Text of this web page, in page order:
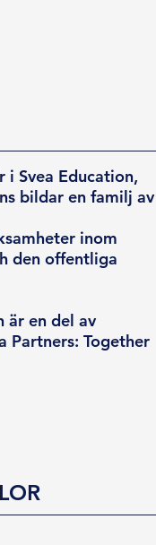
i Svea Education,
bildar en familj av
inom
den offentliga
är en del av
Partners: Together